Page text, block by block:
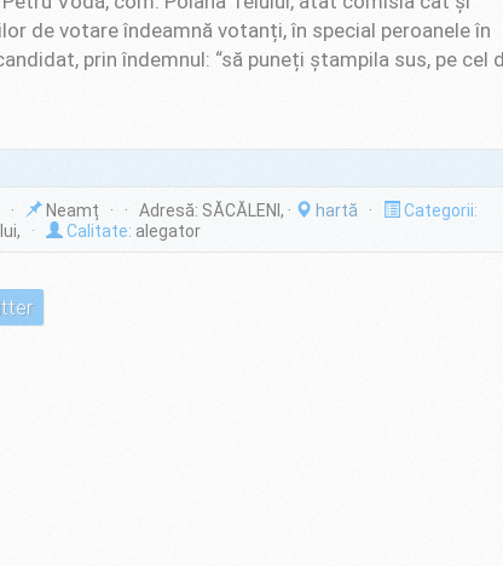
de votare îndeamnă votanți, în special peroanele în
prin îndemnul: “să puneți ștampila sus, pe cel
· Neamț · · Adresă: SĂCĂLENI, · hartă ·
Categorii:
· Calitate: alegator